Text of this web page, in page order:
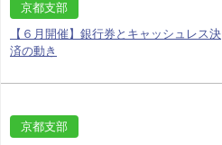
京都支部
【６月開催】銀行券とキャッシュレス決
済の動き
京都支部